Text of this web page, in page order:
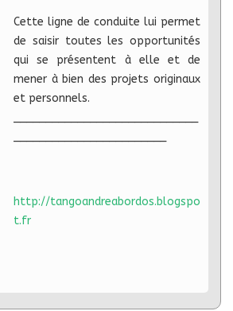
Cette ligne de conduite lui permet
de saisir toutes les opportunités
qui se présentent à elle et de
mener à bien des projets originaux
et personnels.
http://tangoandreabordos.blogspo
t.fr